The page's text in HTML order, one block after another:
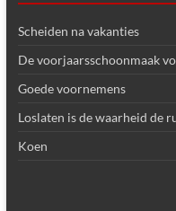
Scheiden na vakanties
De voorjaarsschoonmaak
Goede voornemens
Loslaten is de waarheid de
Koen